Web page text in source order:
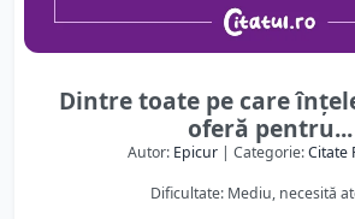
Dintre toate pe care
oferă pentru...
Autor: Epicur| Categorie:Citate
Dificultate: Mediu, necesită